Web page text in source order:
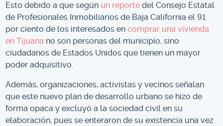
Esto debido a que según un reportedel Consejo Estatal
de Profesionales Inmobiliarios de Baja California el 91
por ciento de los interesados encomprar una vivienda
en Tijuana no son personas del municipio, sino
ciudadanos de Estados Unidos que tienen un mayor
poder adquisitivo.
Además, organizaciones, activistas y vecinos señalan
que este nuevo plan de desarrollo urbano se hizo de
forma opaca y excluyó a la sociedad civil en su
elaboración, pues se enteraron de su existencia una vez